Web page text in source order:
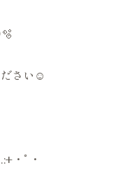
さい☺️
・ﾟ・